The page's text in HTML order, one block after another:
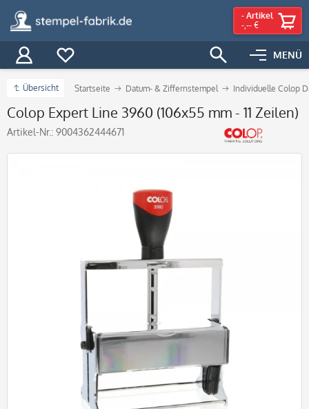
MENÜ
- Artikel
-,-- €
Übersicht Startseite Datum- & Ziffernstempel Individuelle Colop
Colop Expert Line 3960 (106x55 mm - 11 Zeilen)
Artikel-Nr.: 9004362444671